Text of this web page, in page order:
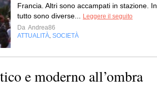
Francia. Altri sono accampati in stazione. In
tutto sono diverse...
Leggere il seguito
Da Andrea86
ATTUALITÀ SOCIETÀ
e moderno all’ombra